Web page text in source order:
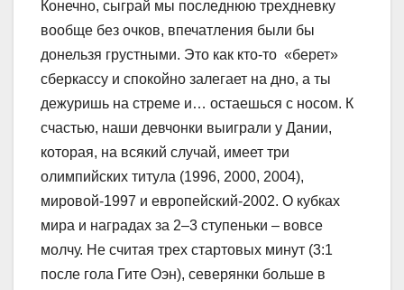
Конечно, сыграй мы последнюю трехдневку
вообще без очков, впечатления были бы
донельзя грустными. Это как кто-то «берет»
сберкассу и спокойно залегает на дно, а ты
дежуришь на стреме и… остаешься с носом. К
счастью, наши девчонки выиграли у Дании,
которая, на всякий случай, имеет три
олимпийских титула (1996, 2000, 2004),
мировой-1997 и европейский-2002. О кубках
мира и наградах за 2–3 ступеньки – вовсе
молчу. Не считая трех стартовых минут (3:1
после гола Гите Оэн), северянки больше в